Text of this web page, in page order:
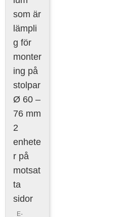
som är
lämpli
g för
monter
ing på
stolpar
Ø 60 –
76 mm
2
enhete
r på
motsat
ta
sidor
E-